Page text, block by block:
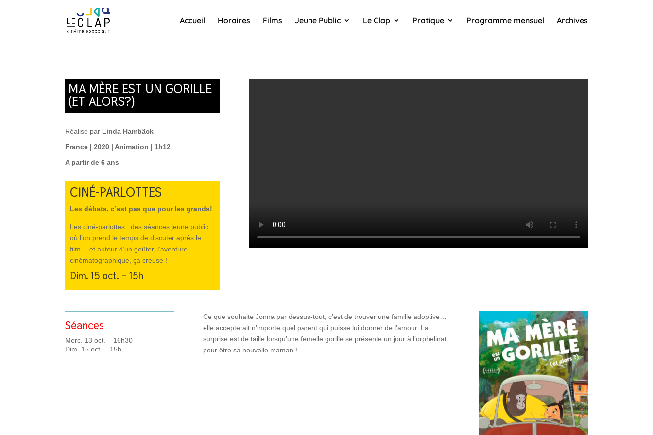
Accueil Horaires Films Jeune Public Le Clap Pratique Programme mensuel Archives
MA MÈRE EST UN GORILLE
(ET ALORS?)
Réalisé par Linda Hambäck
France | 2020 | Animation | 1h12
A partir de 6 ans
CINÉ-PARLOTTES
Les débats, c’est pas que pour les grands!
Les ciné-parlottes : des séances jeune public
où l’on prend le temps de discuter après le
film… et autour d’un goûter, l’aventure
cinématographique, ça creuse !
Dim. 15 oct. – 15h
Séances
Merc. 13 oct. – 16h30
Dim. 15 oct. – 15h
Ce que souhaite Jonna par dessus-tout, c’est de trouver une famille adoptive…
elle accepterait n’importe quel parent qui puisse lui donner de l’amour. La
surprise est de taille lorsqu’une femelle gorille se présente un jour à l’orphelinat
pour être sa nouvelle maman !